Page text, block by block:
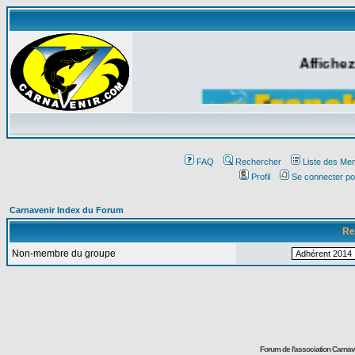
FAQ Rechercher
Liste des
Profil
Se connecter
Carnavenir Index du Forum
Non-membre du groupe
Forum de l'association